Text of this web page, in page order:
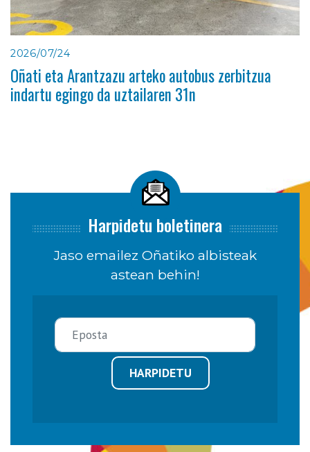
2026/07/24
Oñati eta Arantzazu arteko autobus zerbitzua
indartu egingo da uztailaren 31n
Harpidetu boletinera
Jaso emailez Oñatiko albisteak
astean behin!
HARPIDETU